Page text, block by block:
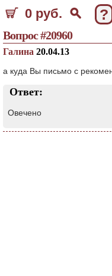
0 руб. ?
Вопрос #20960
Галина 20.04.13
а куда Вы письмо с
Ответ:
Овечено